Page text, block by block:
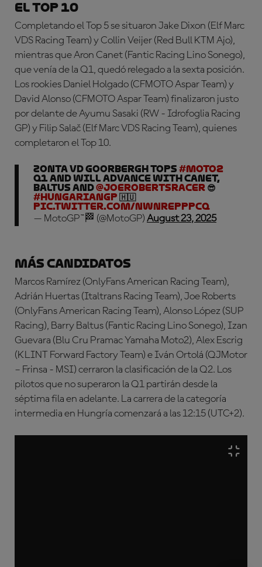
El Top 10
Completando el Top 5 se situaron Jake Dixon (Elf Marc
VDS Racing Team) y Collin Veijer (Red Bull KTM Ajo),
mientras que Aron Canet (Fantic Racing Lino Sonego),
que venía de la Q1, quedó relegado a la sexta posición.
Los rookies Daniel Holgado (CFMOTO Aspar Team) y
David Alonso (CFMOTO Aspar Team) finalizaron justo
por delante de Ayumu Sasaki (RW - Idrofoglia Racing
GP) y Filip Salač (Elf Marc VDS Racing Team), quienes
completaron el Top 10.
Zonta vd Goorbergh tops #Moto2
Q1 and will advance with Canet,
Baltus and@joerobertsracer 😎
#HungarianGP 🇭🇺
pic.twitter.com/nWNREppPCq
— MotoGP™🏁 (@MotoGP) August 23, 2025
Más candidatos
Marcos Ramírez (OnlyFans American Racing Team),
Adrián Huertas (Italtrans Racing Team), Joe Roberts
(OnlyFans American Racing Team), Alonso López (SUP
Racing), Barry Baltus (Fantic Racing Lino Sonego), Izan
Guevara (Blu Cru Pramac Yamaha Moto2), Alex Escrig
(KLINT Forward Factory Team) e Iván Ortolá (QJMotor
– Frinsa - MSI) cerraron la clasificación de la Q2. Los
pilotos que no superaron la Q1 partirán desde la
séptima fila en adelante. La carrera de la categoría
intermedia en Hungría comenzará a las 12:15 (UTC+2).